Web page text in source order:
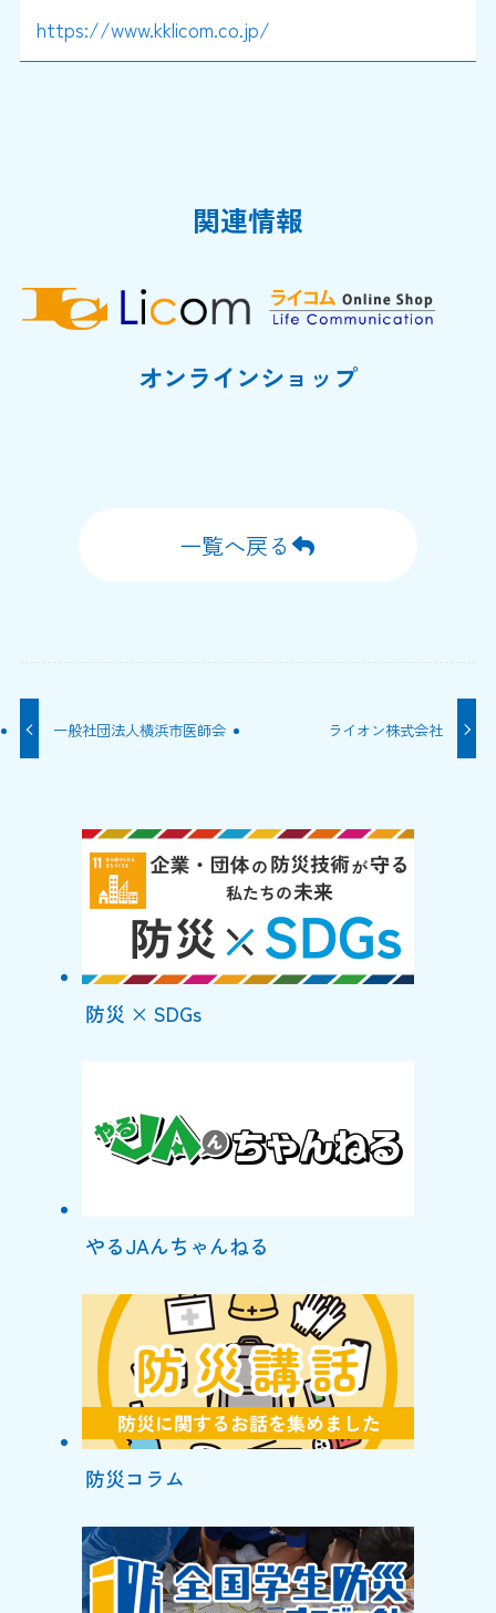
https://www.kklicom.co.jp/
関連情報
オンラインショップ
一覧へ戻る
一般社団法人横浜市医師会 ライオン株式会社
防災 × SDGs
やるJAんちゃんねる
防災コラム